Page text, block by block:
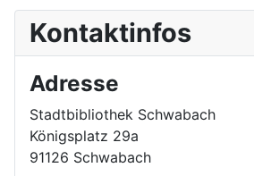
Kontaktinfos
Adresse
Stadtbibliothek Schwabach
Königsplatz 29a
91126 Schwabach